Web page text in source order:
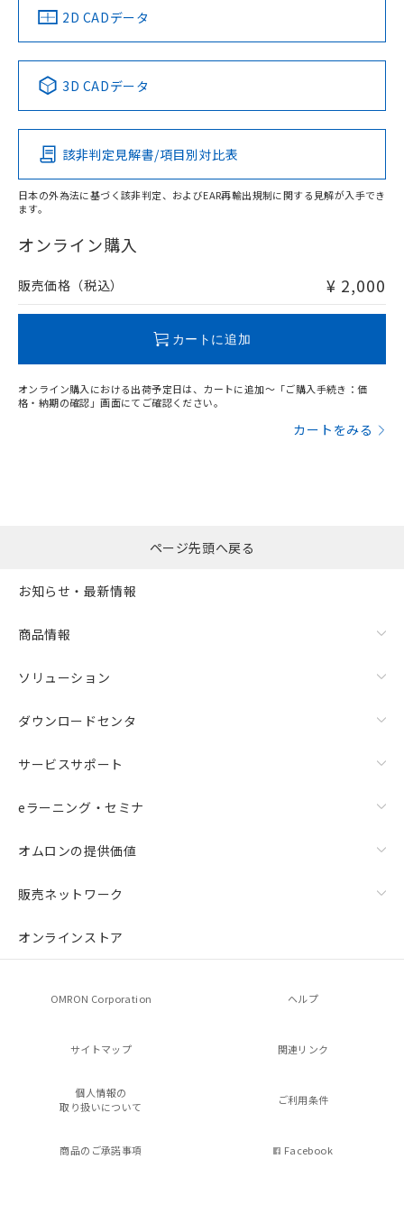
中国 RoHS 注意事項・凡例
Pb Hg Cd Cr(VI)
O
在庫等で未対応品が混在する可能性があります。
問い合わせください。
船舶規格）
No No No No
この製品の規格認証/適合状況ページへ
その他の認証はこちらのページからご検索ください
2D CADデータ
3D CADデータ
該非判定見解書/項目別対比表
日本の外為法に基づく該非判定、およびEAR再輸出規制に関する見解が入手でき
ます。
オンライン購入
販売価格（税込） ¥ 2,000
カートに追加
オンライン購入における出荷予定日は、カートに追加～「ご購入手続き：価
格・納期の確認」画面にてご確認ください。
カートをみる
ページ先頭へ戻る
お知らせ・最新情報
商品情報
ソリューション
ダウンロードセンタ
サービスサポート
eラーニング・セミナ
オムロンの提供価値
販売ネットワーク
オンラインストア
OMRON Corporation ヘルプ
サイトマップ 関連リンク
個人情報の
取り扱いについて
ご利用条件
商品のご承諾事項 Facebook